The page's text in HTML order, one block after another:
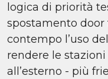
logica di priorità
spostamento door
contempo l’uso
rendere le stazioni
all’esterno - più